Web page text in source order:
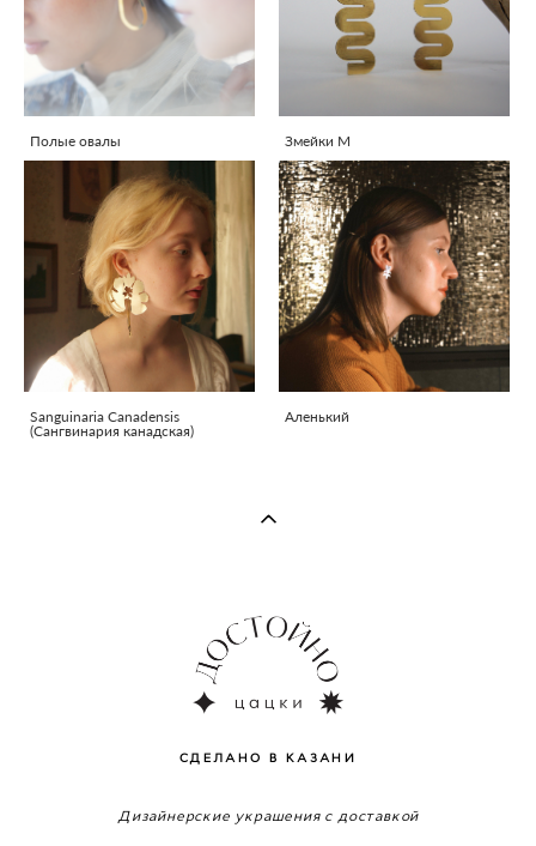
Полые овалы Змейки M
Sanguinaria Canadensis
(Сангвинария канадская)
Аленький
СДЕЛАНО В КАЗАНИ
Дизайнерские украшения с доставкой